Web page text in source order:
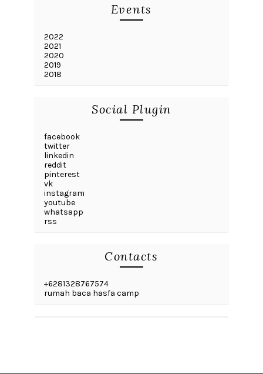
Events
2022
2021
2020
2019
2018
Social Plugin
facebook
twitter
linkedin
reddit
pinterest
vk
instagram
youtube
whatsapp
rss
Contacts
+6281328767574
rumah baca hasfa camp